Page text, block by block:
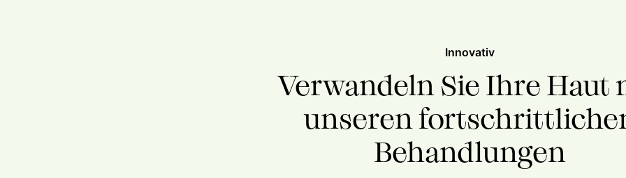
Innovativ
Verwandeln Sie Ihre Haut
unseren
Behandlungen